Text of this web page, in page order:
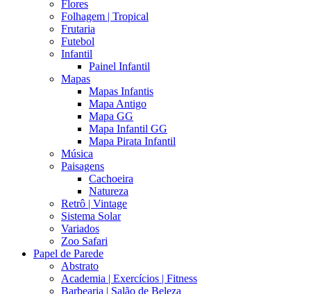
Flores
Folhagem | Tropical
Frutaria
Futebol
Infantil
Painel Infantil
Mapas
Mapas Infantis
Mapa Antigo
Mapa GG
Mapa Infantil GG
Mapa Pirata Infantil
Música
Paisagens
Cachoeira
Natureza
Retrô | Vintage
Sistema Solar
Variados
Zoo Safari
Papel de Parede
Abstrato
Academia | Exercícios | Fitness
Barbearia | Salão de Beleza